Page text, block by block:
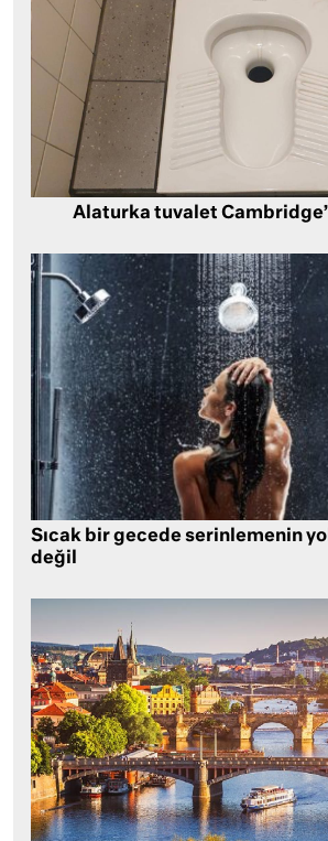
Alaturka tuvalet Cambridge’i
Sıcak bir gecede serinlemenin
değil